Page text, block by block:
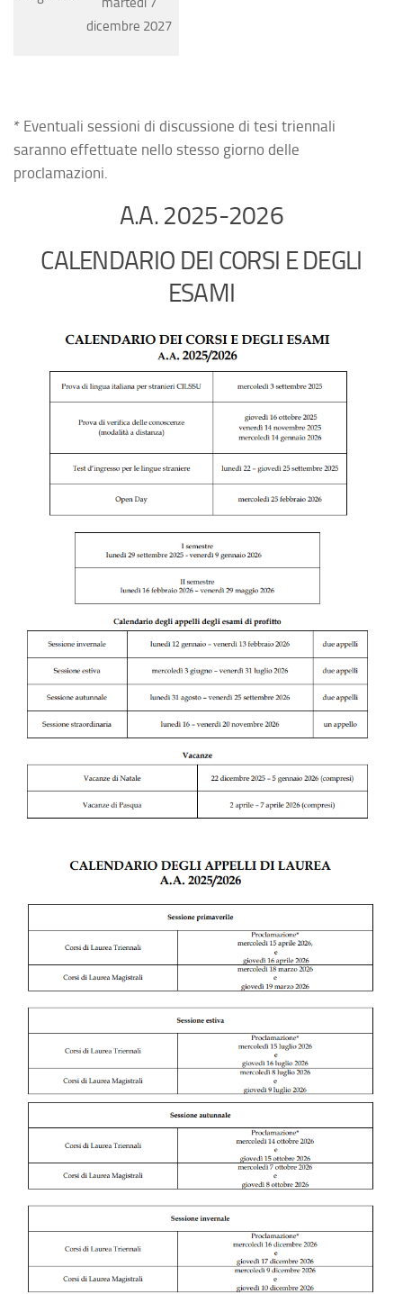
dicembre 2027
* Eventuali sessioni di discussione di tesi triennali
saranno effettuate nello stesso giorno delle
proclamazioni.
A.A. 2025-2026
CALENDARIO DEI CORSI E DEGLI
ESAMI